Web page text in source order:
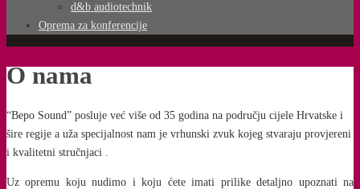
d&b audiotechnik
Oprema za konferencije
O nama
“Bepo Sound” posluje već više od 35 godina na području cijele Hrvatske i
šire regije a uža specijalnost nam je vrhunski zvuk kojeg stvaraju provjereni
i kvalitetni stručnjaci .
Uz opremu koju nudimo i koju ćete imati prilike detaljno upoznati na